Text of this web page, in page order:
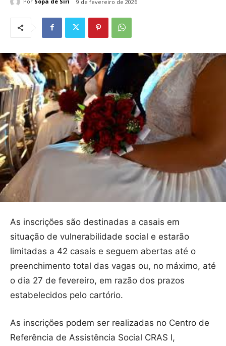
9 de fevereiro de 2026
As inscrições são destinadas a casais em
situação de vulnerabilidade social e estarão
limitadas a 42 casais e seguem abertas até o
preenchimento total das vagas ou, no máximo, até
o dia 27 de fevereiro, em razão dos prazos
estabelecidos pelo cartório.
As inscrições podem ser realizadas no Centro de
Referência de Assistência Social CRAS I,